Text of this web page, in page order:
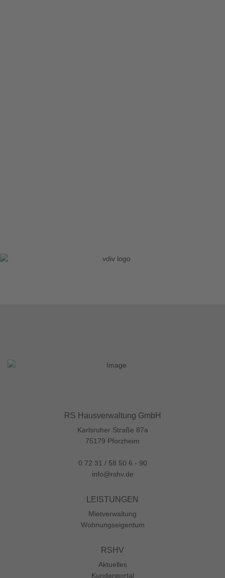
RS Hausverwaltung GmbH
Karlsruher Straße 87a
75179 Pforzheim
0 72 31 / 58 50 6 - 90
info@rshv.de
LEISTUNGEN
Mietverwaltung
Wohnungs­eigentum
RSHV
Aktuelles
Kundenportal